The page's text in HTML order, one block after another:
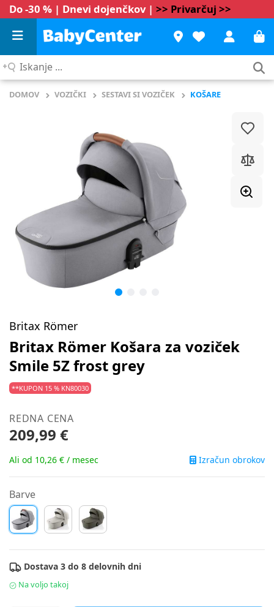
Do -30 % | Dnevi dojenčkov | >> Privarčuj >>
Iskanje
DOMOV VOZIČKI SESTAVI SI VOZIČEK KOŠARE
Britax Römer
Britax Römer Košara za voziček
Smile 5Z frost grey
**KUPON 15 % KN80030
REDNA CENA
209,99 €
Ali od 10,26 € / mesec Izračun obrokov
Barve
Dostava 3 do 8 delovnih dni
Na voljo takoj